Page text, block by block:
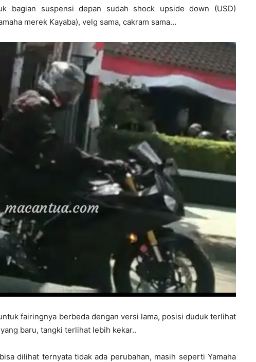
bagian suspensi depan sudah shock upside down (USD)
merek Kayaba), velg sama, cakram sama…
fairingnya berbeda dengan versi lama, posisi duduk terlihat
baru, tangki terlihat lebih kekar..
dilihat ternyata tidak ada perubahan, masih seperti Yamaha